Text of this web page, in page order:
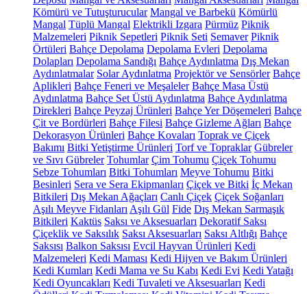
Kömürü ve Tutuşturucular Mangal ve Barbekü Kömürlü
Mangal Tüplü Mangal Elektrikli Izgara Pürmüz Piknik
Malzemeleri Piknik Sepetleri Piknik Seti Semaver Piknik
Örtüleri Bahçe Depolama Depolama Evleri Depolama
Dolapları Depolama Sandığı Bahçe Aydınlatma Dış Mekan
Aydınlatmalar Solar Aydınlatma Projektör ve Sensörler Bahçe
Aplikleri Bahçe Feneri ve Meşaleler Bahçe Masa Üstü
Aydınlatma Bahçe Set Üstü Aydınlatma Bahçe Aydınlatma
Direkleri Bahçe Peyzaj Ürünleri Bahçe Yer Döşemeleri Bahçe
Çit ve Bordürleri Bahçe Filesi Bahçe Gizleme Ağları Bahçe
Dekorasyon Ürünleri Bahçe Kovaları Toprak ve Çiçek
Bakımı Bitki Yetiştirme Ürünleri Torf ve Topraklar Gübreler
ve Sıvı Gübreler Tohumlar Çim Tohumu Çiçek Tohumu
Sebze Tohumları Bitki Tohumları Meyve Tohumu Bitki
Besinleri Sera ve Sera Ekipmanları Çiçek ve Bitki İç Mekan
Bitkileri Dış Mekan Ağaçları Canlı Çiçek Çiçek Soğanları
Aşılı Meyve Fidanları Aşılı Gül Fide Dış Mekan Sarmaşık
Bitkileri Kaktüs Saksı ve Aksesuarları Dekoratif Saksı
Çiçeklik ve Saksılık Saksı Aksesuarları Saksı Altlığı Bahçe
Saksısı Balkon Saksısı Evcil Hayvan Ürünleri Kedi
Malzemeleri Kedi Maması Kedi Hijyen ve Bakım Ürünleri
Kedi Kumları Kedi Mama ve Su Kabı Kedi Evi Kedi Yatağı
Kedi Oyuncakları Kedi Tuvaleti ve Aksesuarları Kedi